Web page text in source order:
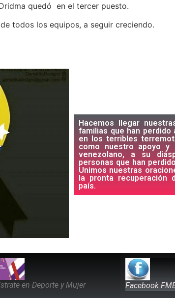
quedó en el tercer puesto.
todos los equipos, a seguir creciendo.
Hacemos llegar
familias que han
en los terribles
como nuestro apoyo y
venezolano, a su
personas que han
Unimos nuestras
la pronta recuperación
país.
en Deporte y Mujer Facebook